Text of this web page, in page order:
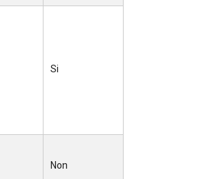
Si
Non